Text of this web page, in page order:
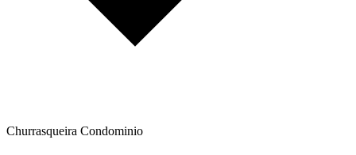
Churrasqueira Condominio